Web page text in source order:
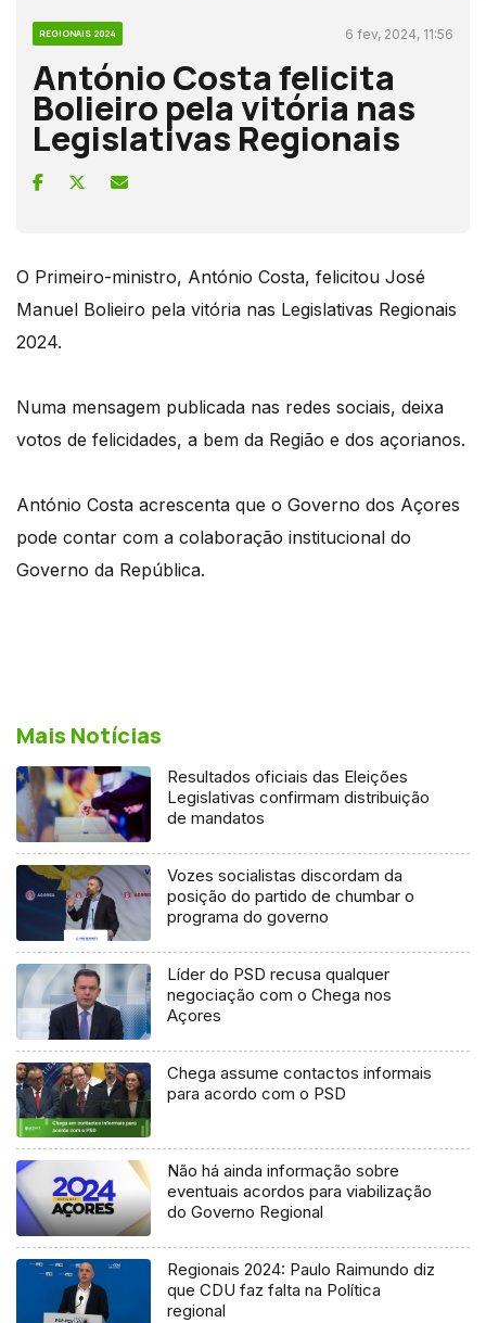
REGIONAIS 2024 6 fev, 2024, 11:56
António Costa felicita
Bolieiro pela vitória nas
Legislativas Regionais
O Primeiro-ministro, António Costa, felicitou José
Manuel Bolieiro pela vitória nas Legislativas Regionais
2024.
Numa mensagem publicada nas redes sociais, deixa
votos de felicidades, a bem da Região e dos açorianos.
António Costa acrescenta que o Governo dos Açores
pode contar com a colaboração institucional do
Governo da República.
Mais Notícias
Resultados oficiais das Eleições
Legislativas confirmam distribuição
de mandatos
Vozes socialistas discordam da
posição do partido de chumbar o
programa do governo
Líder do PSD recusa qualquer
negociação com o Chega nos
Açores
Chega assume contactos informais
para acordo com o PSD
Não há ainda informação sobre
eventuais acordos para viabilização
do Governo Regional
Regionais 2024: Paulo Raimundo diz
que CDU faz falta na Política
regional